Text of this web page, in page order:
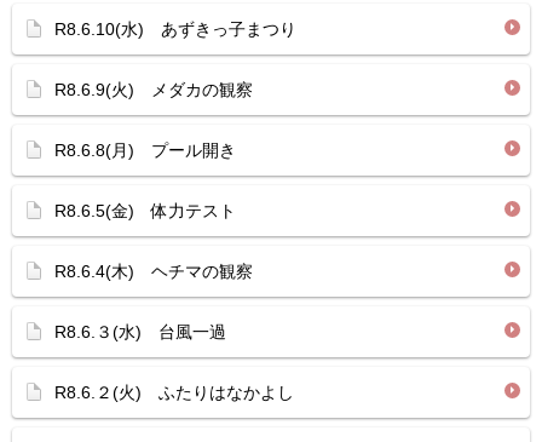
R8.6.10(水) あずきっ子まつり
R8.6.9(火) メダカの観察
R8.6.8(月) プール開き
R8.6.5(金) 体力テスト
R8.6.4(木) ヘチマの観察
R8.6.３(水) 台風一過
R8.6.２(火) ふたりはなかよし